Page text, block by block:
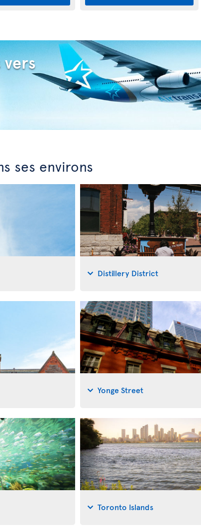
ses environs
Distillery District
Yonge Street
Toronto Islands